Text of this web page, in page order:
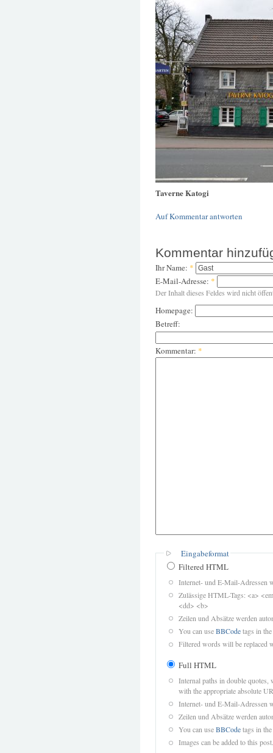
Taverne Katogi
Auf Kommentar antworten
Kommentar
Ihr Name: *
E-Mail-Adresse: *
Der Inhalt dieses Feldes wird nicht
Homepage:
Betreff:
Kommentar: *
Eingabeformat
Filtered HTML
Internet- und E-Mail-Adressen
Zulässige HTML-Tags: <a>
<dd> <b>
Zeilen und Absätze werden
You can useBBCodetags in
Filtered words will be replaced
Full HTML
Internal paths in double quotes,
with the appropriate absolute
Internet- und E-Mail-Adressen
Zeilen und Absätze werden
You can useBBCodetags in
Images can be added to this post.